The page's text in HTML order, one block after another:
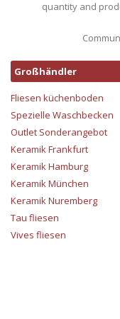
quantity and
Großhändler
Fliesen küchenboden
Spezielle Waschbecken
Outlet Sonderangebot
Keramik Frankfurt
Keramik Hamburg
Keramik München
Keramik Nuremberg
Tau fliesen
Vives fliesen